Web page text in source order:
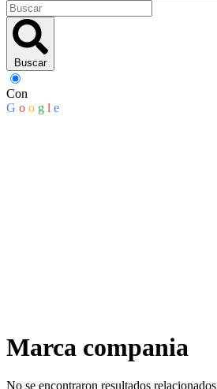
Buscar
Con
G o o g l e
Marca compania
No se encontraron resultados relacionados